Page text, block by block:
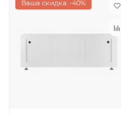
Ваша скидка: -40%